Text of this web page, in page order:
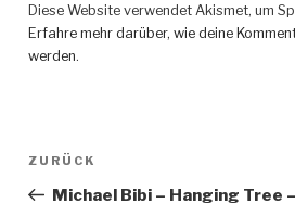
Diese Website verwendet Akismet, um
Erfahre mehr darüber, wie deine
werden.
Beitragsnavigation
Vorheriger
ZURÜCK
Michael Bibi – Hanging Tree